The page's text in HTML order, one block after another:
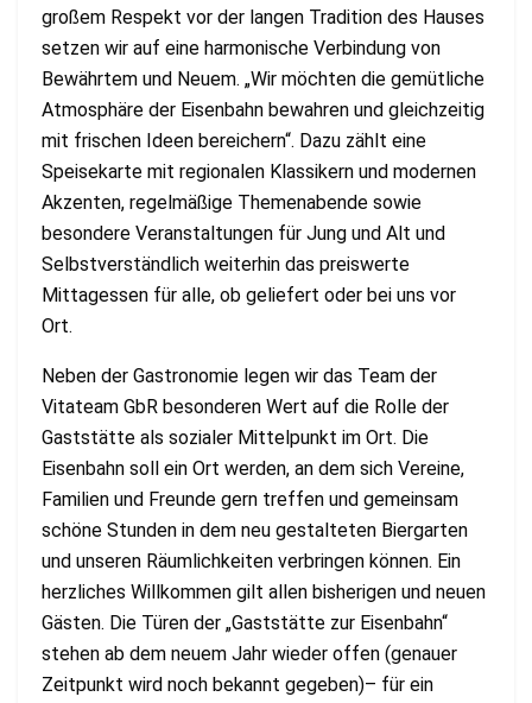
großem Respekt vor der langen Tradition des Hauses
setzen wir auf eine harmonische Verbindung von
Bewährtem und Neuem. „Wir möchten die gemütliche
Atmosphäre der Eisenbahn bewahren und gleichzeitig
mit frischen Ideen bereichern“. Dazu zählt eine
Speisekarte mit regionalen Klassikern und modernen
Akzenten, regelmäßige Themenabende sowie
besondere Veranstaltungen für Jung und Alt und
Selbstverständlich weiterhin das preiswerte
Mittagessen für alle, ob geliefert oder bei uns vor
Ort.
Neben der Gastronomie legen wir das Team der
Vitateam GbR besonderen Wert auf die Rolle der
Gaststätte als sozialer Mittelpunkt im Ort. Die
Eisenbahn soll ein Ort werden, an dem sich Vereine,
Familien und Freunde gern treffen und gemeinsam
schöne Stunden in dem neu gestalteten Biergarten
und unseren Räumlichkeiten verbringen können. Ein
herzliches Willkommen gilt allen bisherigen und neuen
Gästen. Die Türen der „Gaststätte zur Eisenbahn“
stehen ab dem neuem Jahr wieder offen (genauer
Zeitpunkt wird noch bekannt gegeben)– für ein